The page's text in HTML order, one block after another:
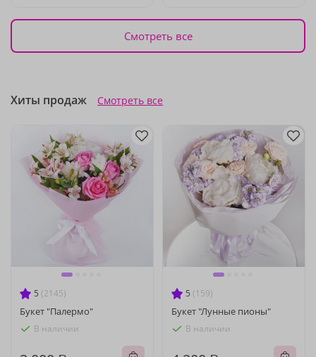
Смотреть все
Хиты продаж Смотреть все
5 (2145)
Букет "Палермо"
В наличии
5 (159)
Букет "Лунные пионы"
В наличии